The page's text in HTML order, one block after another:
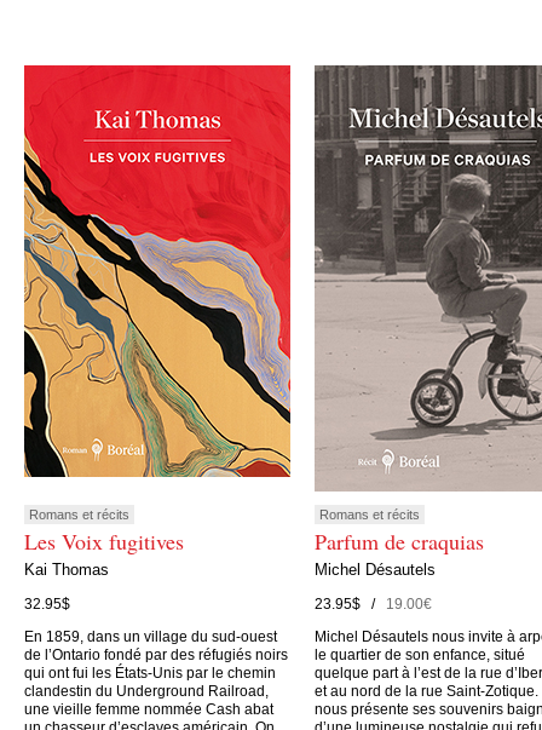
Romans et récits
Les Voix fugitives
Kai Thomas
32.95$
En 1859, dans un village du sud-ouest
de l’Ontario fondé par des réfugiés noirs
qui ont fui les États-Unis par le chemin
clandestin du Underground Railroad,
une vieille femme nommée Cash abat
Romans et récits
Parfum de craquias
Michel Désautels
23.95$ /19.00€
Michel Désautels nous invite à
le quartier de son enfance, situé
quelque part à l’est de la rue
et au nord de la rue Saint-Zotique.
nous présente ses souvenirs